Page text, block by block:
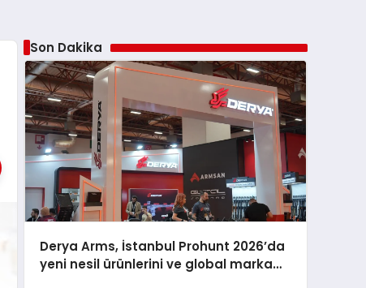
Son Dakika
Derya Arms, İstanbul Prohunt 2026’da
yeni nesil ürünlerini ve global marka